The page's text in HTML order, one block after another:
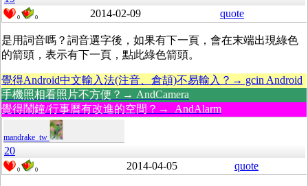
0 0 2014-02-09 quote
是用詞音嗎？詞音選字後，如果有下一頁，會在末端出現綠色
的箭頭，表示有下一頁，點此綠色箭頭。
覺得Android中文輸入法(注音、倉頡)不易輸入？→ gcin Android
手機照相看照片不方便？→ AndCamera
覺得鬧鐘/行事曆有改進的空間？→ AndAlarm
mandrake_tw
20
0 0 2014-04-05 quote